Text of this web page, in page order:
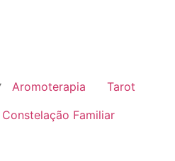
Aromoterapia
Tarot
Constelação Familiar